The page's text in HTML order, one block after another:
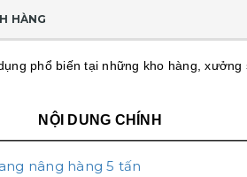
HÀNG
phổ biến tại những kho hàng,
NỘI DUNG CHÍNH
nâng hàng 5 tấn